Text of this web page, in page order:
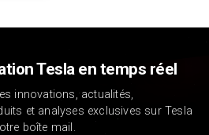
Tesla en temps réel
innovations, actualités,
et analyses exclusives sur Tesla
boîte mail.